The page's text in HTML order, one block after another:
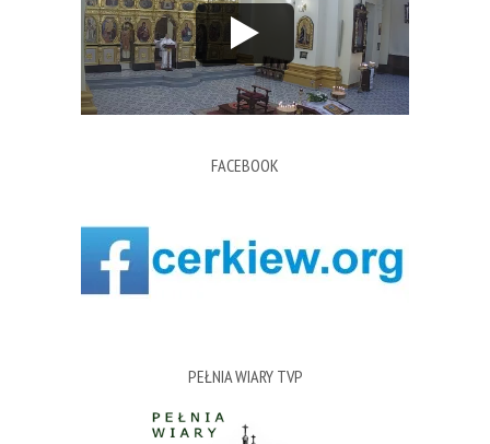
FACEBOOK
PEŁNIA WIARY TVP